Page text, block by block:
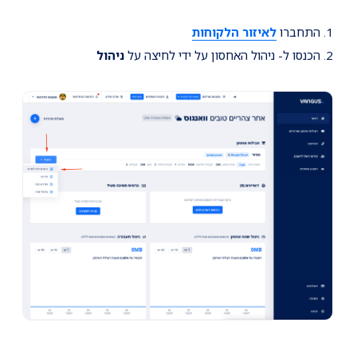
1. התחברו
לאיזור הלקוחות
2. הכנסו ל- ניהול האחסון על ידי לחיצה על
ניהול